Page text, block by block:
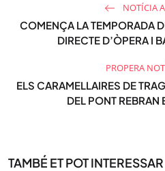
NOTÍCIA
COMENÇA LA TEMPORADA
DIRECTE D’ÒPERA I
PROPERA
ELS CARAMELLAIRES DE
DEL PONT REBRAN
TAMBÉ ET POT INTERESSAR